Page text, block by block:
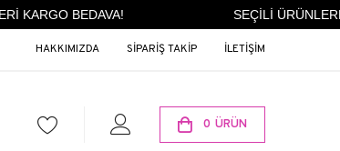
KARGO BEDAVA! SEÇİLİ
HAKKIMIZDA SİPARİŞ TAKİP İLETİŞİM
0 ÜRÜN